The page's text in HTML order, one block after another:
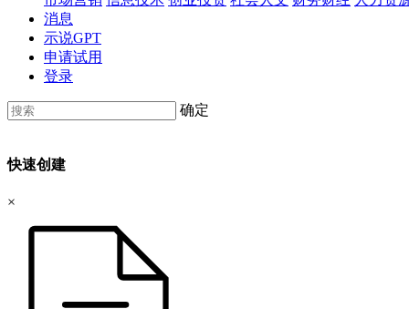
消息
示说GPT
申请试用
登录
确定
快速创建
×